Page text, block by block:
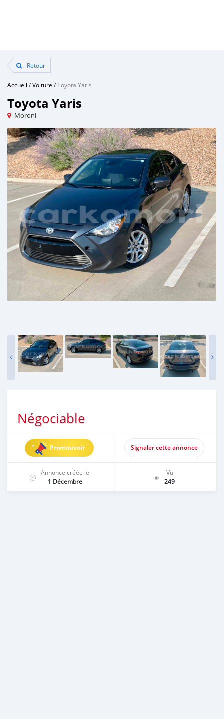
Retour
Accueil /Voiture /Toyota Yaris
Toyota Yaris
Moroni
Négociable
Promouvoir Signaler cette annonce
Annonce créée le
1 Décembre
Vu
249